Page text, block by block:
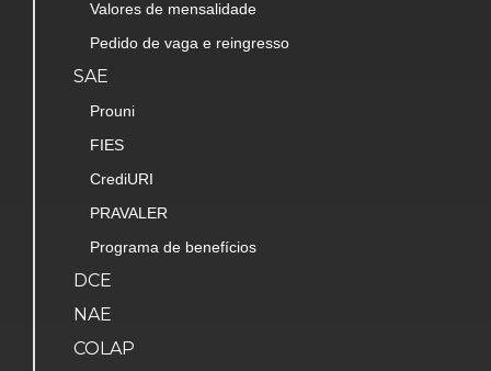
Valores de mensalidade
Pedido de vaga e reingresso
SAE
Prouni
FIES
CrediURI
PRAVALER
Programa de benefícios
DCE
NAE
COLAP